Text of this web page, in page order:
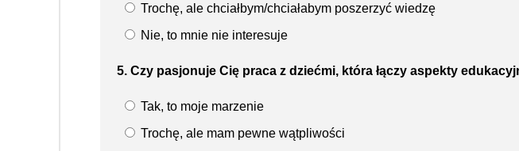
Trochę, ale chciałbym/chciałabym poszerzyć wiedzę
Nie, to mnie nie interesuje
5. Czy pasjonuje Cię praca z dziećmi, która łączy aspekty
Tak, to moje marzenie
Trochę, ale mam pewne wątpliwości